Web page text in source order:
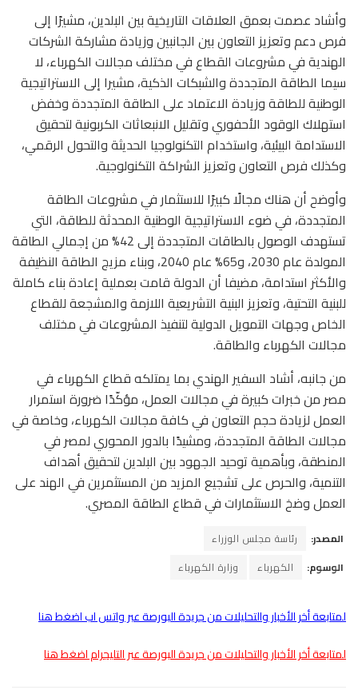
وأشاد عصمت بعمق العلاقات التاريخية بين البلدين، مشيرًا إلى
فرص دعم وتعزيز التعاون بين الجانبين وزيادة مشاركة الشركات
الهندية في مشروعات القطاع في مختلف مجالات الكهرباء، لا
سيما الطاقة المتجددة والشبكات الذكية، مشيرا إلى الاستراتيجية
الوطنية للطاقة وزيادة الاعتماد على الطاقة المتجددة وخفض
استهلاك الوقود الأحفوري وتقليل الانبعاثات الكربونية لتحقيق
الاستدامة البيئية، واستخدام التكنولوجيا الحديثة والتحول الرقمي،
وكذلك فرص التعاون وتعزيز الشراكة التكنولوجية.
وأوضح أن هناك مجالًا كبيرًا للاستثمار في مشروعات الطاقة
المتجددة، في ضوء الاستراتيجية الوطنية المحدثة للطاقة، التي
تستهدف الوصول بالطاقات المتجددة إلى 42% من إجمالي الطاقة
المولدة عام 2030، و65% عام 2040، وبناء مزيج الطاقة النظيفة
والأكثر استدامة، مضيفا أن الدولة قامت بعملية إعادة بناء كاملة
للبنية التحتية، وتعزيز البنية التشريعية اللازمة والمشجعة للقطاع
الخاص وجهات التمويل الدولية لتنفيذ المشروعات في مختلف
مجالات الكهرباء والطاقة.
من جانبه، أشاد السفير الهندي بما يمتلكه قطاع الكهرباء في
مصر من خبرات كبيرة في مجالات العمل، مؤكّدًا ضرورة استمرار
العمل لزيادة حجم التعاون في كافة مجالات الكهرباء، وخاصة في
مجالات الطاقة المتجددة، ومشيدًا بالدور المحوري لمصر في
المنطقة، وبأهمية توحيد الجهود بين البلدين لتحقيق أهداف
التنمية، والحرص على تشجيع المزيد من المستثمرين في الهند على
العمل وضخ الاستثمارات في قطاع الطاقة المصري.
المصدر:
رئاسة مجلس الوزراء
الوسوم:
الكهرباء وزارة الكهرباء
لمتابعة أخر الأخبار والتحليلات من جريدة البورصة عبر واتس اب اضغط هنا
لمتابعة أخر الأخبار والتحليلات من جريدة البورصة عبر التليجرام اضغط هنا